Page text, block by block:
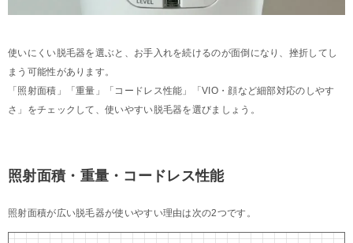
使いにくい脱毛器を選ぶと、お手入れを続けるのが面倒になり、挫折してし
まう可能性があります。
「照射面積」「重量」「コードレス性能」「VIO・顔など細部対応のしやす
さ」をチェックして、使いやすい脱毛器を選びましょう。
照射面積・重量・コードレス性能
照射面積が広い脱毛器が使いやすい理由は次の2つです。